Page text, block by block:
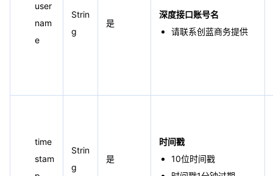
user
nam
e
Strin
g
是
深度接口账号名
请联系创蓝商务提供
time
stam
Strin
g
是
时间戳
10位时间戳